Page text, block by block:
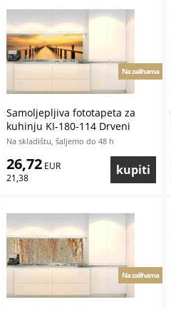
Samoljepljiva fototapeta za
kuhinju KI-180-114 Drveni
most | 180 x 60 cm
Na zalihama
Na skladištu, šaljemo do 48 h
26,72 EUR
21,38
Na zalihama